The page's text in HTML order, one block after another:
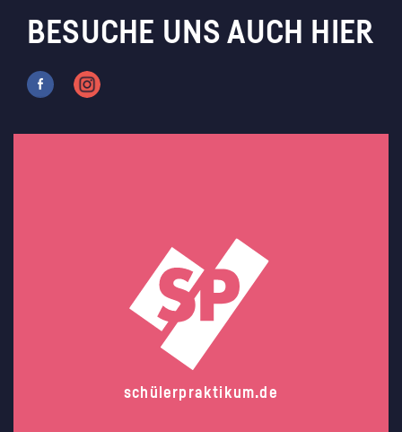
BESUCHE UNS AUCH HIER
schülerpraktikum.de